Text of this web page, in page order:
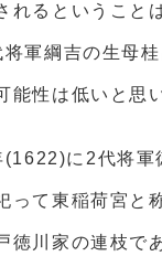
れるということ
軍綱吉の生母
性は低いと思
に2代将軍
って東稲荷宮と
徳川家の連枝で